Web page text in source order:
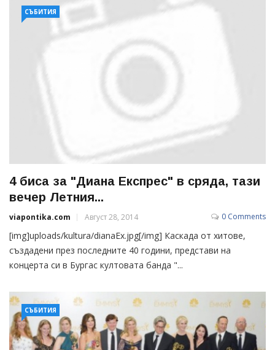
СЪБИТИЯ
4 биса за "Диана Експрес" в сряда, тази
вечер Летния...
viapontika.com Август 28, 2014 0 Comments
[img]uploads/kultura/dianaEx.jpg[/img] Каскада от хитове,
създадени през последните 40 години, представи на
концерта си в Бургас култовата банда "...
СЪБИТИЯ